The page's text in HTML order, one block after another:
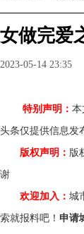
女做完爱
2023-05-14 23:35
特别声明： 本
头条仅提供信息发
版权声明： 版
谢
欢迎加入： 城
索就报料吧！ 申请